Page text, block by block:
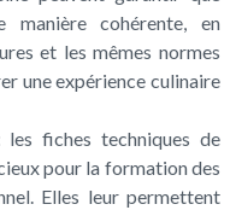
cohérente, en
et les mêmes normes
une expérience culinaire
fiches techniques de
pour la formation des
Elles leur permettent